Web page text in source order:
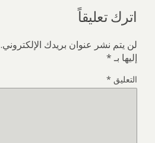
اترك تعليقاً
لن يتم نشر عنوان بريدك الإلكتروني.
إليها بـ*
التعليق *